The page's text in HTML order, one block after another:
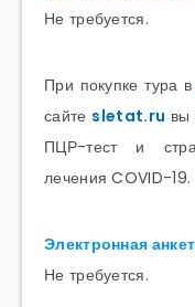
Не требуется.
При покупке тура
сайте sletat.ru вы
ПЦР-тест и
лечения COVID-19.
Электронная
Не требуется.